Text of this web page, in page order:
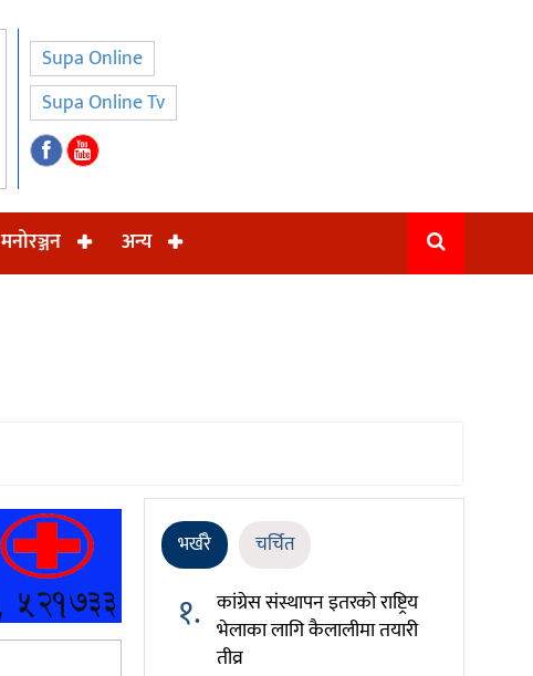
Supa Online
Supa Online Tv
मनोरञ्जन अन्य
भर्खरै चर्चित
१. कांग्रेस संस्थापन इतरको राष्ट्रिय
भेलाका लागि कैलालीमा तयारी
तीव्र